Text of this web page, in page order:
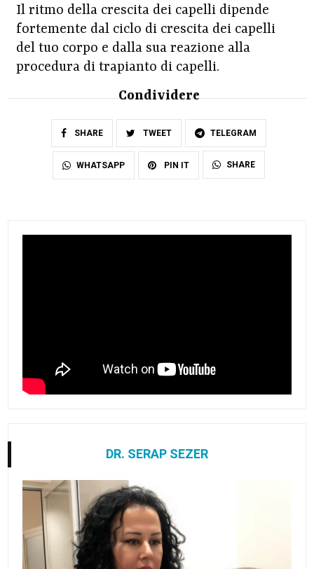
Il ritmo della crescita dei capelli dipende
fortemente dal ciclo di crescita dei capelli
del tuo corpo e dalla sua reazione alla
procedura di trapianto di capelli.
Condividere
SHARE TWEET TELEGRAM
WHATSAPP PIN IT SHARE
DR. SERAP SEZER